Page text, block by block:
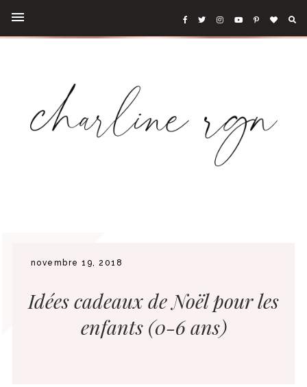
novembre 19, 2018
Idées cadeaux de Noël pour les
enfants (0-6 ans)